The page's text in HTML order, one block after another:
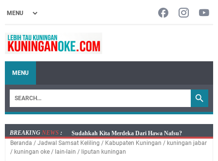
MENU
BREAKING NEWS :
Info Sembako di Pasar Kepuh Kuningan Kamis 6
Agustus 2026, Daging Naik, Telur Turun
Beranda / Jadwal Samsat Keliling / Kabupaten Kuningan / kuningan jabar
/ kuningan oke / lain-lain / liputan kuningan